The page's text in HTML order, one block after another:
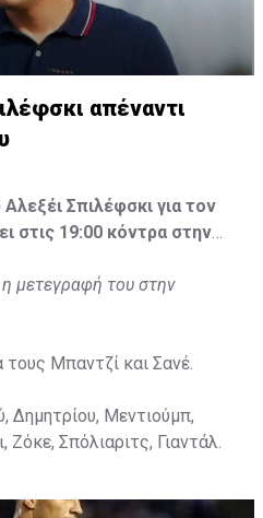
απέναντι
Σπιλέφσκι για τον
στις 19:00 κόντρα στην
μετεγραφή του στην
τους Μπαντζί και Σανέ.
Δημητρίου, Μεντιούμπ,
Ζόκε, Σπόλιαριτς, Γιαντάλ.